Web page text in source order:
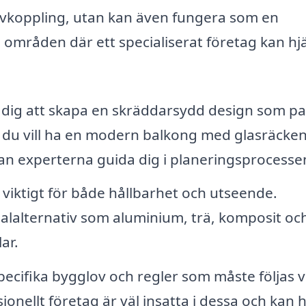
utan kan även fungera som en
där ett specialiserat företag kan
att skapa en skräddarsydd design som
vill ha en modern balkong med
experterna guida dig i
för både hållbarhet och utseende.
som aluminium, trä, komposit
bygglov och regler som måste följas
företag är väl insatta i dessa och kan